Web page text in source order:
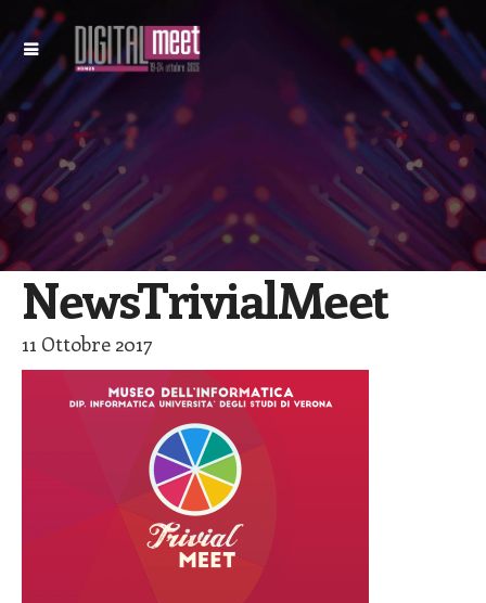
NewsTrivialMeet
11 Ottobre 2017